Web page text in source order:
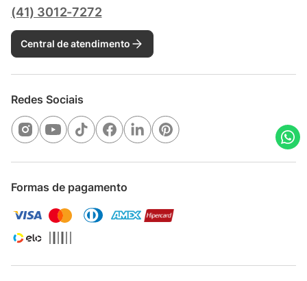
(41) 3012-7272
Central de atendimento
Redes Sociais
Formas de pagamento